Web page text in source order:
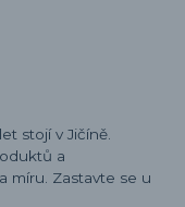
stojí v Jičíně.
a
míru. Zastavte se u